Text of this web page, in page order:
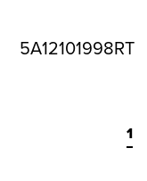
5A12101998RT
1